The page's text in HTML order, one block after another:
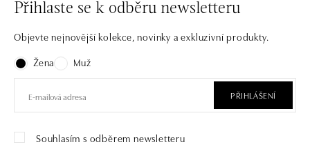
Přihlaste se k odběru newsletteru
Objevte nejnovější kolekce, novinky a exkluzivní produkty.
Žena
Muž
PŘIHLÁŠENÍ
Souhlasím s odběrem newsletteru